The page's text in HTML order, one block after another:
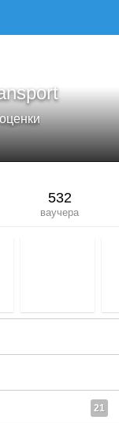
532
ваучера
21